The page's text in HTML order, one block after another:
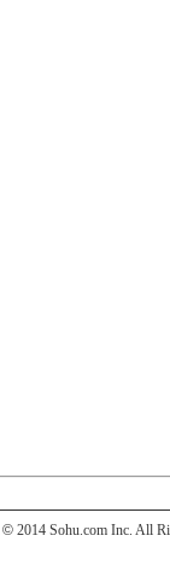
© 2014 Sohu.com Inc. All